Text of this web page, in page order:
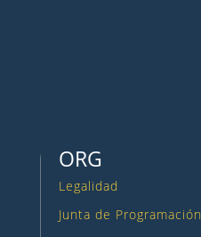
ORG
Legalidad
Junta de Programación